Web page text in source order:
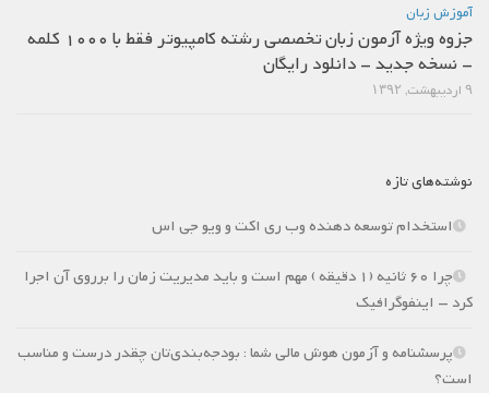
آموزش زبان
جزوه ویژه آزمون زبان تخصصی رشته کامپیوتر فقط با 1000 کلمه
– نسخه جدید – دانلود رایگان
۹ اردیبهشت, ۱۳۹۲
نوشته‌های تازه
استخدام توسعه دهنده وب ری اکت و ویو جی اس
چرا 60 ثانیه (1 دقیقه ) مهم است و باید مدیریت زمان را برروی آن اجرا
کرد – اینفوگرافیک
پرسشنامه و آزمون هوش مالی شما : بودجه‌بندی‌تان چقدر درست و مناسب
است؟